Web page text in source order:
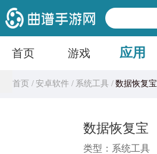
首页 游戏 应用
首页 /安卓软件 / 系统工具 /数据恢复宝
数据恢复宝
类型：系统工具